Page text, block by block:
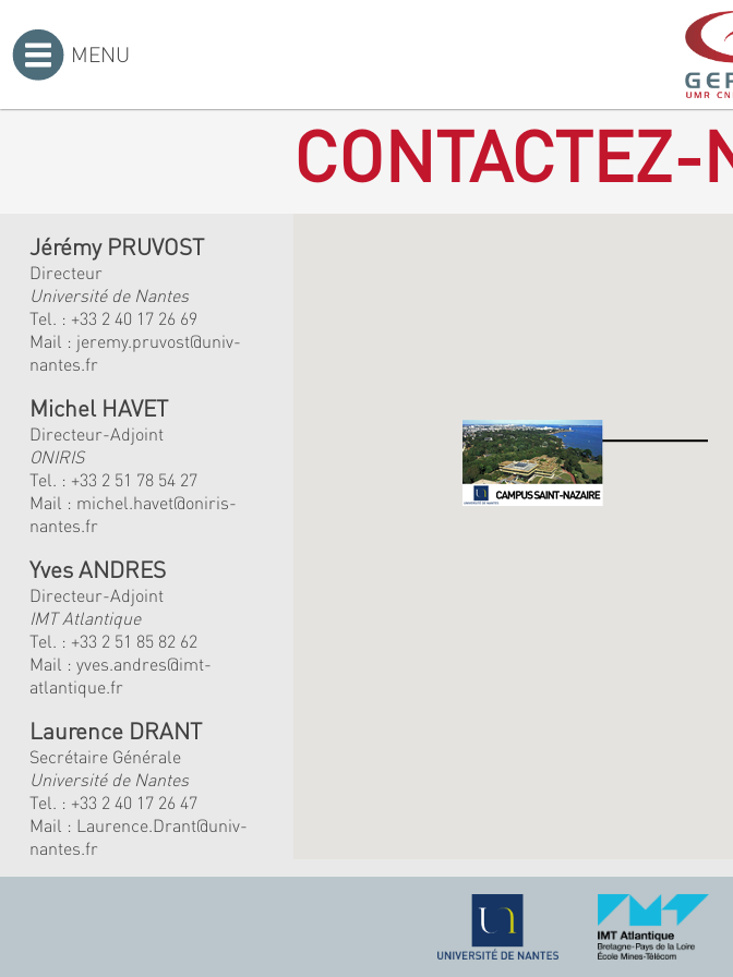
MENU
CONTACTEZ-
Jérémy PRUVOST
Directeur
Université de Nantes
Tel. : +33 2 40 17 26 69
Mail : jeremy.pruvost@univ-
nantes.fr
Michel HAVET
Directeur-Adjoint
ONIRIS
Tel. : +33 2 51 78 54 27
Mail : michel.havet@oniris-
nantes.fr
Yves ANDRES
Directeur-Adjoint
IMT Atlantique
Tel. : +33 2 51 85 82 62
Mail : yves.andres@imt-
atlantique.fr
Laurence DRANT
Secrétaire Générale
Université de Nantes
Tel. : +33 2 40 17 26 47
Mail : Laurence.Drant@univ-
nantes.fr